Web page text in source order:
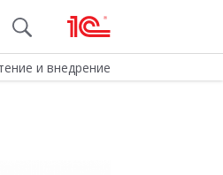
и внедрение